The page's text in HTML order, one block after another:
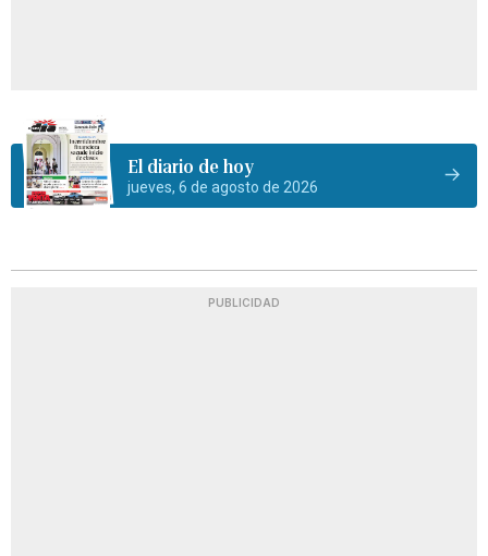
El diario de hoy
jueves, 6 de agosto de 2026
PUBLICIDAD